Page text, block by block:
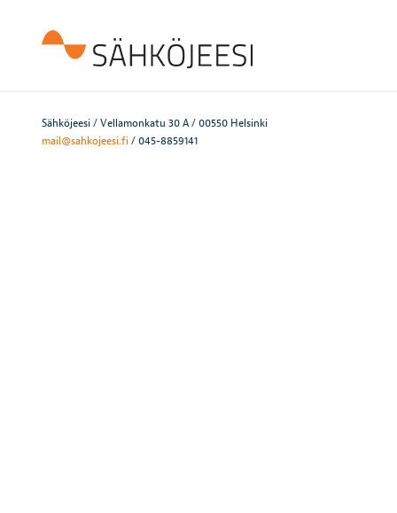
Sähköjeesi / Vellamonkatu 30 A / 00550 Helsinki
mail@sahkojeesi.fi/ 045-8859141